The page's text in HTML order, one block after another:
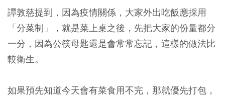
譚敦慈提到，因為疫情關係，大家外出吃飯應採用
「分菜制」，就是菜上桌之後，先把大家的份量都分
一分，因為公筷母匙還是會常常忘記，這樣的做法比
較衛生。
如果預先知道今天會有菜食用不完，那就優先打包，